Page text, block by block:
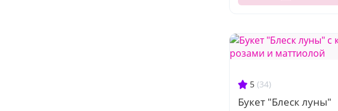
5 (34)
Букет "Блеск луны"